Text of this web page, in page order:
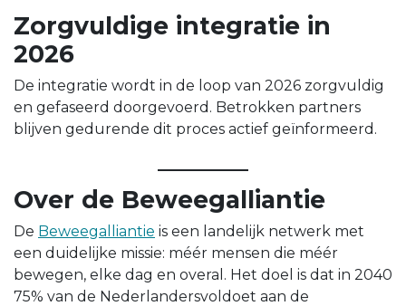
Zorgvuldige integratie in
2026
De integratie wordt in de loop van 2026 zorgvuldig
en gefaseerd doorgevoerd. Betrokken partners
blijven gedurende dit proces actief geïnformeerd.
Over de Beweegalliantie
De Beweegalliantie is een landelijk netwerk met
een duidelijke missie: méér mensen die méér
bewegen, elke dag en overal. Het doel is dat in 2040
75% van de Nederlandersvoldoet aan de